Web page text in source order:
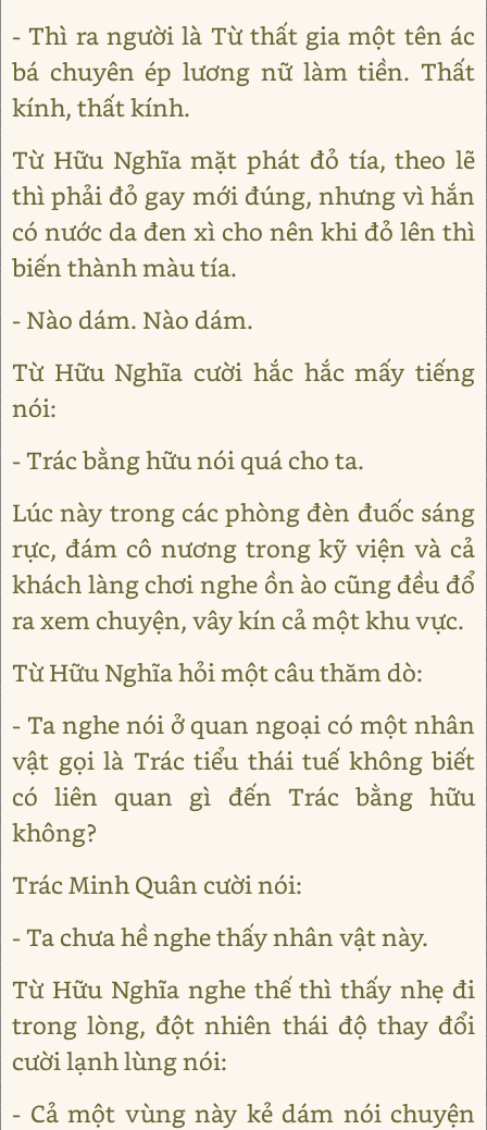
- Thì ra người là Từ thất gia một tên ác
bá chuyên ép lương nữ làm tiền. Thất
kính, thất kính.
Từ Hữu Nghĩa mặt phát đỏ tía, theo lẽ
thì phải đỏ gay mới đúng, nhưng vì hắn
có nước da đen xì cho nên khi đỏ lên thì
biến thành màu tía.
- Nào dám. Nào dám.
Từ Hữu Nghĩa cười hắc hắc mấy tiếng
nói:
- Trác bằng hữu nói quá cho ta.
Lúc này trong các phòng đèn đuốc sáng
rực, đám cô nương trong kỹ viện và cả
khách làng chơi nghe ồn ào cũng đều đổ
ra xem chuyện, vây kín cả một khu vực.
Từ Hữu Nghĩa hỏi một câu thăm dò:
- Ta nghe nói ở quan ngoại có một nhân
vật gọi là Trác tiểu thái tuế không biết
có liên quan gì đến Trác bằng hữu
không?
Trác Minh Quân cười nói:
- Ta chưa hề nghe thấy nhân vật này.
Từ Hữu Nghĩa nghe thế thì thấy nhẹ đi
trong lòng, đột nhiên thái độ thay đổi
cười lạnh lùng nói:
- Cả một vùng này kẻ dám nói chuyện